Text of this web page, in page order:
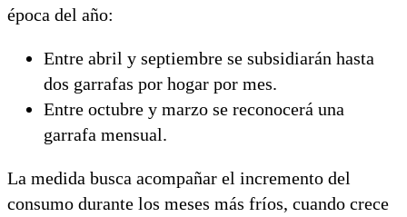
época del año:
Entre abril y septiembre se subsidiarán hasta
dos garrafas por hogar por mes.
Entre octubre y marzo se reconocerá una
garrafa mensual.
La medida busca acompañar el incremento del
consumo durante los meses más fríos, cuando crece